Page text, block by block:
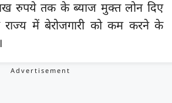
रुपये तक के ब्याज मुक्त लोन दिए
राज्य में बेरोजगारी को कम करने के